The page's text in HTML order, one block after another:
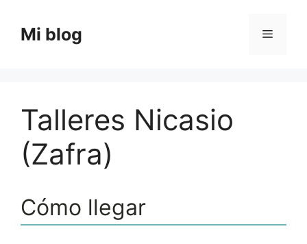
contenido
Mi blog Menú
Talleres Nicasio
(Zafra)
Cómo llegar